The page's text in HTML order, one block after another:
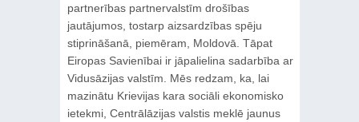
partnerības partnervalstīm drošības
jautājumos, tostarp aizsardzības spēju
stiprināšanā, piemēram, Moldovā. Tāpat
Eiropas Savienībai ir jāpalielina sadarbība ar
Vidusāzijas valstīm. Mēs redzam, ka, lai
mazinātu Krievijas kara sociāli ekonomisko
ietekmi, Centrālāzijas valstis meklē jaunus